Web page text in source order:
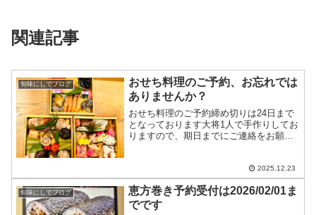
関連記事
旬味にしでブログ
おせち料理のご予約、お忘れでは
ありませんか？
おせち料理のご予約締め切りは24日まで
となっております大将1人で手作りしてお
りますので、期日までにご連絡をお願い
2025.12.23
旬味にしでブログ
恵方巻き予約受付は2026/02/01ま
でです